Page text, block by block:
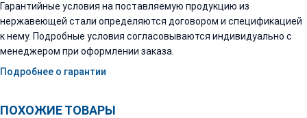
Гарантийные условия на поставляемую продукцию из
нержавеющей стали определяются договором и спецификацией
к нему. Подробные условия согласовываются индивидуально с
менеджером при оформлении заказа.
Подробнее о гарантии
ПОХОЖИЕ ТОВАРЫ